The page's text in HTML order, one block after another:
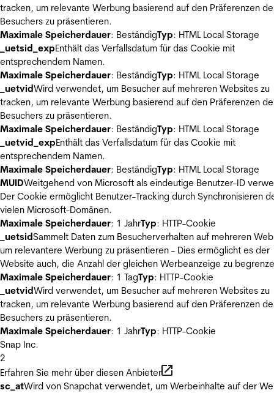
tracken, um relevante Werbung basierend auf den Präferenzen
Besuchers zu präsentieren.
Maximale Speicherdauer: BeständigTyp: HTML Local Storage
_uetsid_expEnthält das Verfallsdatum für das Cookie mit
entsprechendem Namen.
Maximale Speicherdauer: BeständigTyp: HTML Local Storage
_uetvidWird verwendet, um Besucher auf mehreren Websites zu
tracken, um relevante Werbung basierend auf den Präferenzen
Besuchers zu präsentieren.
Maximale Speicherdauer: BeständigTyp: HTML Local Storage
_uetvid_expEnthält das Verfallsdatum für das Cookie mit
entsprechendem Namen.
Maximale Speicherdauer: BeständigTyp: HTML Local Storage
MUIDWeitgehend von Microsoft als eindeutige Benutzer-ID
Der Cookie ermöglicht Benutzer-Tracking durch Synchronisieren
vielen Microsoft-Domänen.
Maximale Speicherdauer: 1 JahrTyp: HTTP-Cookie
_uetsidSammelt Daten zum Besucherverhalten auf mehreren
um relevantere Werbung zu präsentieren - Dies ermöglicht es der
Website auch, die Anzahl der gleichen Werbeanzeige zu
Maximale Speicherdauer: 1 TagTyp: HTTP-Cookie
_uetvidWird verwendet, um Besucher auf mehreren Websites zu
tracken, um relevante Werbung basierend auf den Präferenzen
Besuchers zu präsentieren.
Maximale Speicherdauer: 1 JahrTyp: HTTP-Cookie
Snap Inc.
2
Erfahren Sie mehr über diesen Anbieter
sc_atWird von Snapchat verwendet, um Werbeinhalte auf der